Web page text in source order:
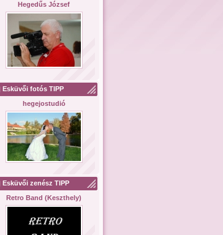
Hegedűs József
Esküvői fotós TIPP
hegejostudió
Esküvői zenész TIPP
Retro Band (Keszthely)